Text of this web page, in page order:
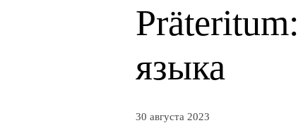
языка
30 августа 2023